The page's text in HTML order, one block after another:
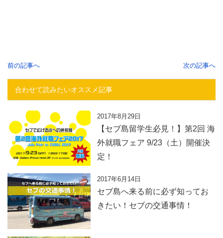
前の記事へ 次の記事へ
合わせて読みたいオススメ記事
2017年8月29日
【セブ島留学生必見！】第2回 海
外就職フェア 9/23（土）開催決
定！
2017年6月14日
セブ島へ来る前に必ず知ってお
きたい！セブの交通事情！